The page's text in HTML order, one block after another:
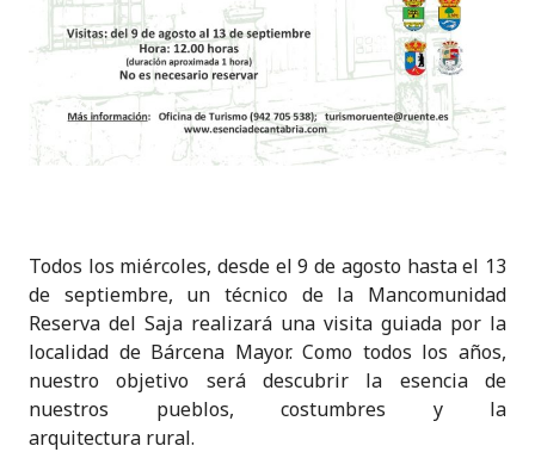
Todos los miércoles, desde el 9 de agosto hasta el 13
de septiembre, un técnico de la Mancomunidad
Reserva del Saja realizará una visita guiada por la
localidad de Bárcena Mayor. Como todos los años,
nuestro objetivo será descubrir la esencia de
nuestros pueblos, costumbres y la
arquitectura rural.